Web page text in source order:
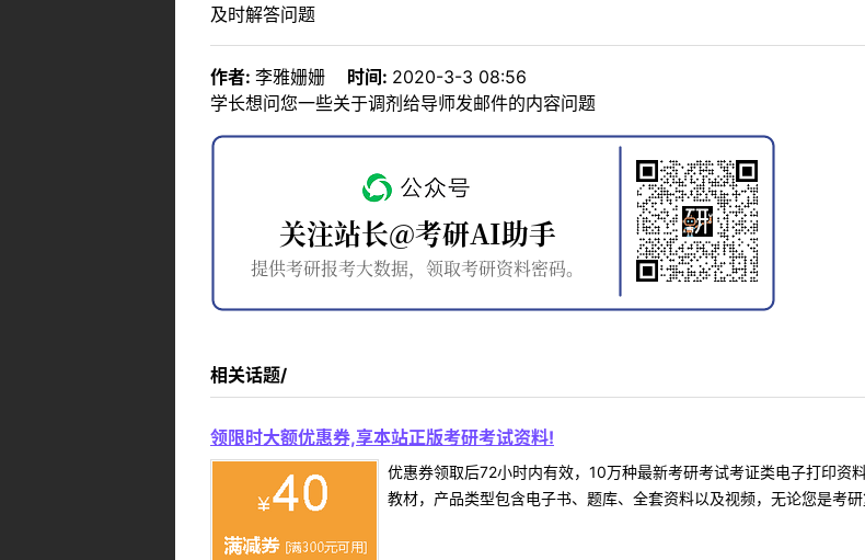
及时解答问题
作者: 李雅姗姗 时间: 2020-3-3 08:56
学长想问您一些关于调剂给导师发邮件的内容问题
相关话题/
领限时大额优惠券,享本站正版考研考试资料!
优惠券领取后72小时内有效，10万种最新考研考试考证类电子打印
教材，产品类型包含电子书、题库、全套资料以及视频，无论您是考